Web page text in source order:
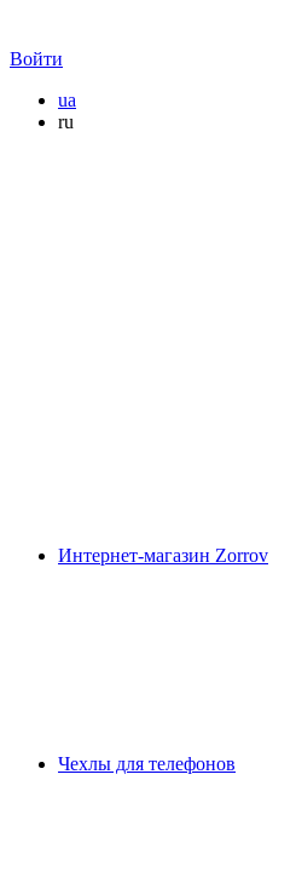
Войти
ua
ru
Интернет-магазин Zorrov
Чехлы для телефонов